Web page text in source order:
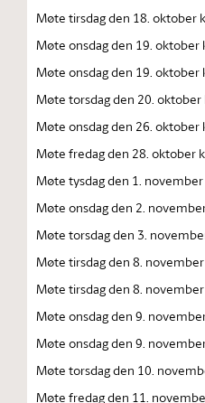
Møte tirsdag den 18. oktober
Møte onsdag den 19. oktober
Møte onsdag den 19. oktober
Møte torsdag den 20. oktober
Møte onsdag den 26. oktober
Møte fredag den 28. oktober
Møte tysdag den 1. november
Møte onsdag den 2.
Møte torsdag den 3.
Møte tirsdag den 8. november
Møte tirsdag den 8. november
Møte onsdag den 9.
Møte onsdag den 9.
Møte torsdag den 10.
Møte fredag den 11.